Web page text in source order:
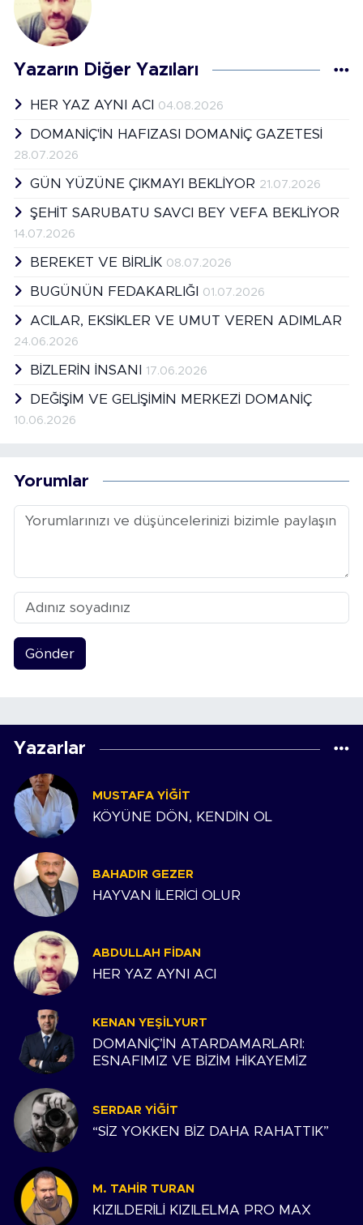
Yazarın Diğer Yazıları
HER YAZ AYNI ACI 04.08.2026
DOMANİÇ'İN HAFIZASI DOMANİÇ GAZETESİ
28.07.2026
GÜN YÜZÜNE ÇIKMAYI BEKLİYOR 21.07.2026
ŞEHİT SARUBATU SAVCI BEY VEFA BEKLİYOR
14.07.2026
BEREKET VE BİRLİK 08.07.2026
BUGÜNÜN FEDAKARLIĞI 01.07.2026
ACILAR, EKSİKLER VE UMUT VEREN ADIMLAR
24.06.2026
BİZLERİN İNSANI 17.06.2026
DEĞİŞİM VE GELİŞİMİN MERKEZİ DOMANİÇ
10.06.2026
Yorumlar
Gönder
Yazarlar
MUSTAFA YIĞIT
KÖYÜNE DÖN, KENDİN OL
BAHADIR GEZER
HAYVAN İLERİCİ OLUR
ABDULLAH FIDAN
HER YAZ AYNI ACI
KENAN YEŞILYURT
DOMANİÇ’İN ATARDAMARLARI:
ESNAFIMIZ VE BİZİM HİKAYEMİZ
SERDAR YIĞIT
“SİZ YOKKEN BİZ DAHA RAHATTIK”
M. TAHIR TURAN
KIZILDERİLİ KIZILELMA PRO MAX